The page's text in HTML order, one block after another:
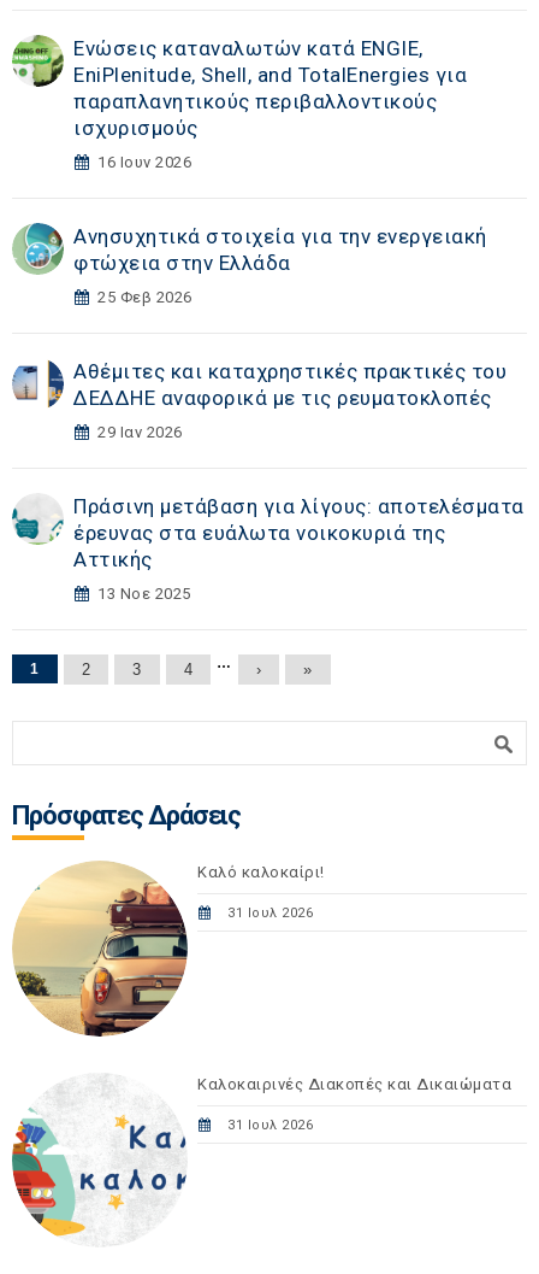
Ενώσεις καταναλωτών κατά ENGIE,
EniPlenitude, Shell, and TotalEnergies για
παραπλανητικούς περιβαλλοντικούς
ισχυρισμούς
16 Ιουν 2026
Ανησυχητικά στοιχεία για την ενεργειακή
φτώχεια στην Ελλάδα
25 Φεβ 2026
Αθέμιτες και καταχρηστικές πρακτικές του
ΔΕΔΔΗΕ αναφορικά με τις ρευματοκλοπές
29 Ιαν 2026
Πράσινη μετάβαση για λίγους: αποτελέσματα
έρευνας στα ευάλωτα νοικοκυριά της
Αττικής
13 Νοε 2025
Σελίδες
1 2 3 4 … › »
Πρόσφατες Δράσεις
Καλό καλοκαίρι!
31 Ιουλ 2026
Καλοκαιρινές Διακοπές και Δικαιώματα
31 Ιουλ 2026